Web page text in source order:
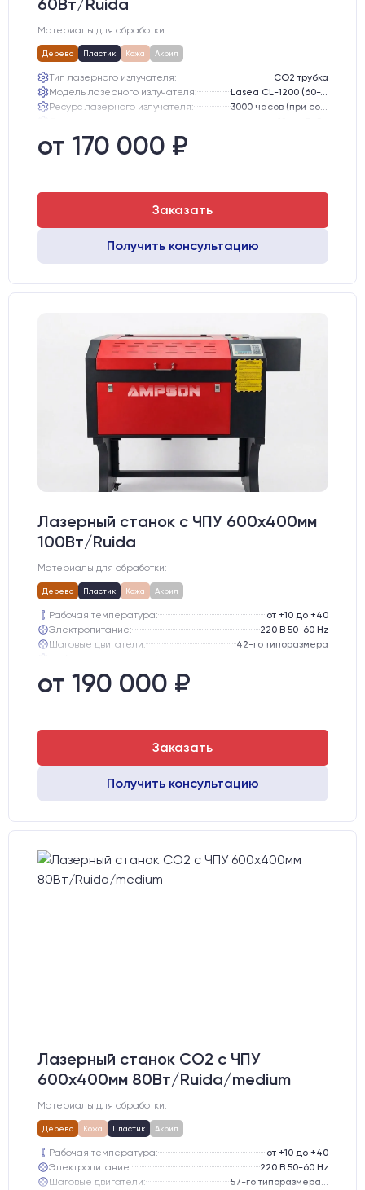
60Вт/Ruida
Материалы для обработки:
Дерево Пластик Кожа Акрил
Тип лазерного излучателя:
СО2 трубка
Модель лазерного излучателя:
Lasea CL-1200 (60-75 Вт)
Ресурс лазерного излучателя:
3000 часов (при соблюдении условий эксплуатации)
Зеркала:
Интерфейс подключения станка к ПК:
от 170 000 ₽
Заказать
Получить консультацию
Лазерный станок c ЧПУ 600х400мм
100Вт/Ruida
Материалы для обработки:
Дерево Пластик Кожа Акрил
Рабочая температура:
от +10 до +40
Электропитание:
220 В 50-60 Hz
Шаговые двигатели:
42-го типоразмера
Направляющие оси Y:
Направляющие оси Х:
от 190 000 ₽
Заказать
Получить консультацию
Лазерный станок CO2 c ЧПУ
600х400мм 80Вт/Ruida/medium
Материалы для обработки:
Дерево Кожа Пластик Акрил
Рабочая температура:
от +10 до +40
Электропитание:
220 В 50-60 Hz
Шаговые двигатели: